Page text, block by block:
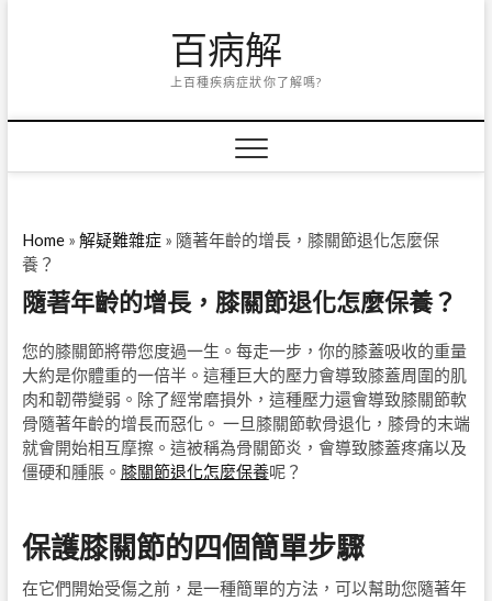
百病解
上百種疾病症狀你了解嗎?
Home» 解疑難雜症» 隨著年齡的增長，膝關節退化怎麼保
養？
隨著年齡的增長，膝關節退化怎麼保養？
您的膝關節將帶您度過一生。每走一步，你的膝蓋吸收的重量
大約是你體重的一倍半。這種巨大的壓力會導致膝蓋周圍的肌
肉和韌帶變弱。除了經常磨損外，這種壓力還會導致膝關節軟
骨隨著年齡的增長而惡化。 一旦膝關節軟骨退化，膝骨的末端
就會開始相互摩擦。這被稱為骨關節炎，會導致膝蓋疼痛以及
僵硬和腫脹。 膝關節退化怎麼保養呢？
保護膝關節的四個簡單步驟
在它們開始受傷之前，是一種簡單的方法，可以幫助您隨著年